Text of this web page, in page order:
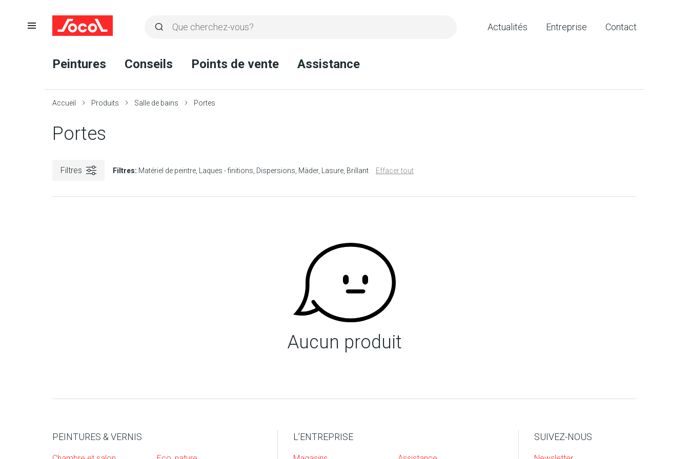
Rechercher
recherche
Ouvrir
Peintures Conseils Points de vente Assistance
Actualités Entreprise Contact
Accueil Produits Salle de bains Portes
Portes
Filtres Filtres: Matériel de peintre Laques - finitions Dispersions Mäder Lasure Brillant Effacer tout
Aucun produit
PEINTURES & VERNIS L’ENTREPRISE SUIVEZ-NOUS